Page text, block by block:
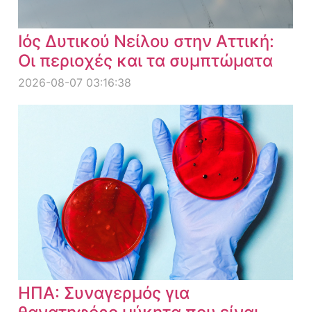
Ιός Δυτικού Νείλου στην Αττική:
Οι περιοχές και τα συμπτώματα
2026-08-07 03:16:38
ΗΠΑ: Συναγερμός για